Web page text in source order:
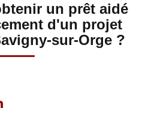
Actualités
En Ligne
un prêt aidé
d'un projet
sur-Orge ?